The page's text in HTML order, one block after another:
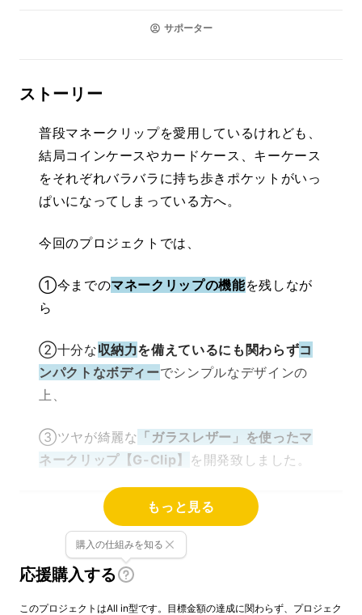
サポーター
ストーリー
普段マネークリップを愛用しているけれども、
結局コインケースやカードケース、キーケース
をそれぞれバラバラに持ち歩きポケットがいっ
ぱいになってしまっている方へ。
今回のプロジェクトでは、
①今までのマネークリップの機能を残しなが
ら
②十分な収納力を備えているにも関わらずコ
ンパクトなボディーでシンプルなデザインの
上、
③ツヤが綺麗な 「ガラスレザー」を使ったマ
ネークリップ【G-Clip】
を開発致しました。
もっと見る
応援購入する
購入の仕組みを知る
このプロジェクトはAll in型です。目標金額の達成に関わらず、プロジェク